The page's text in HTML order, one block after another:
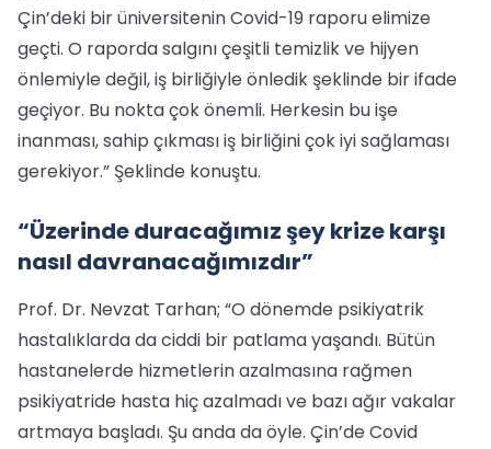
Çin’deki bir üniversitenin Covid-19 raporu elimize
geçti. O raporda salgını çeşitli temizlik ve hijyen
önlemiyle değil, iş birliğiyle önledik şeklinde bir ifade
geçiyor. Bu nokta çok önemli. Herkesin bu işe
inanması, sahip çıkması iş birliğini çok iyi sağlaması
gerekiyor.” Şeklinde konuştu.
“Üzerinde duracağımız şey krize karşı
nasıl davranacağımızdır”
Prof. Dr. Nevzat Tarhan; “O dönemde psikiyatrik
hastalıklarda da ciddi bir patlama yaşandı. Bütün
hastanelerde hizmetlerin azalmasına rağmen
psikiyatride hasta hiç azalmadı ve bazı ağır vakalar
artmaya başladı. Şu anda da öyle. Çin’de Covid